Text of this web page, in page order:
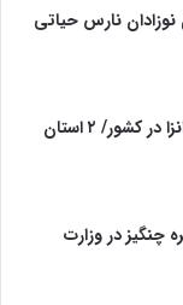
نوزادان نارس حیاتی
آخرین وضعیت شیوع آنفلوانزا در کشور/ ۲ استان
چنگیز در وزارت